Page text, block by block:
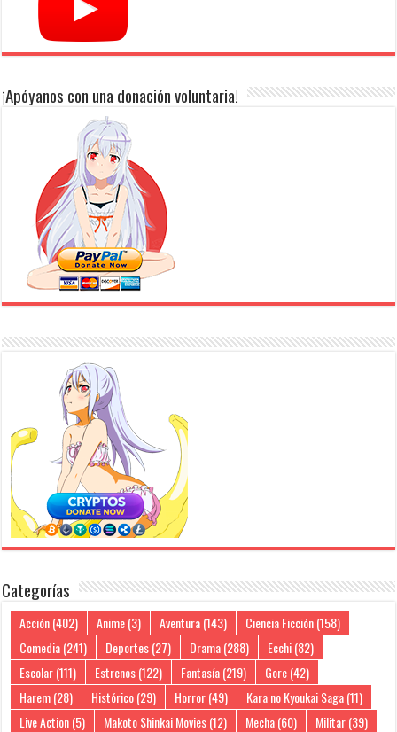
¡Apóyanos con una donación voluntaria!
Categorías
Acción(402) Anime(3) Aventura(143) Ciencia Ficción(158)
Comedia(241) Deportes(27) Drama(288) Ecchi(82)
Escolar(111) Estrenos(122) Fantasía(219) Gore(42)
Harem(28) Histórico(29) Horror(49) Kara no Kyoukai Saga(11)
Live Action(5) Makoto Shinkai Movies(12) Mecha(60) Militar(39)